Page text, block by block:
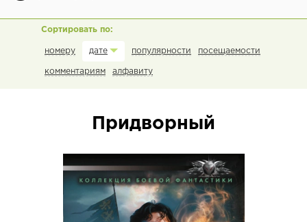
номеру дате популярности посещаемости
комментариям алфавиту
Придворный